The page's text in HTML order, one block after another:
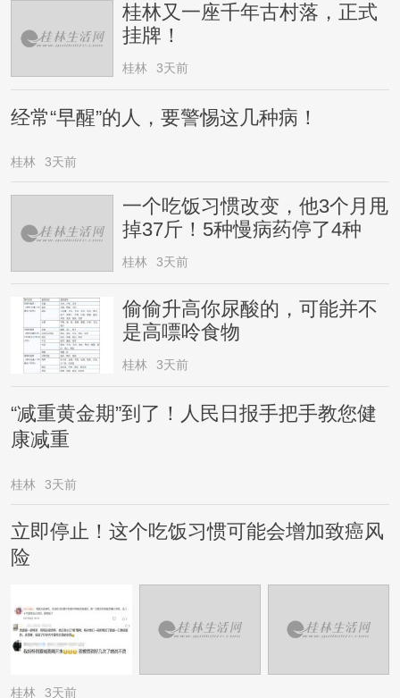
桂林又一座千年古村落，正式
挂牌！
桂林 3天前
经常“早醒”的人，要警惕这几种病！
桂林 3天前
一个吃饭习惯改变，他3个月甩
掉37斤！5种慢病药停了4种
桂林 3天前
偷偷升高你尿酸的，可能并不
是高嘌呤食物
桂林 3天前
“减重黄金期”到了！人民日报手把手教您健
康减重
桂林 3天前
立即停止！这个吃饭习惯可能会增加致癌风
险
桂林 3天前